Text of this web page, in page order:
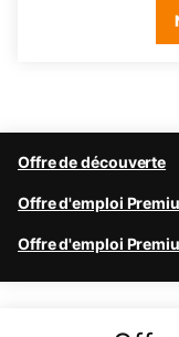
Offre de découverte
Offre d'emploi
Offre d'emploi